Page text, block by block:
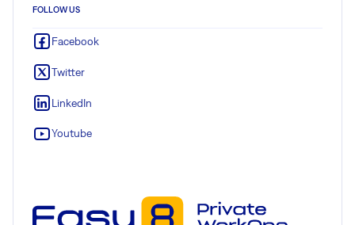
FOLLOW US
Facebook
Twitter
LinkedIn
Youtube